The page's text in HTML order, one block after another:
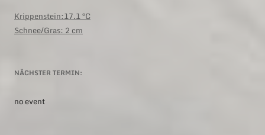
Krippenstein:17.1 °C
Schnee/Gras: 2 cm
NÄCHSTER TERMIN:
no event